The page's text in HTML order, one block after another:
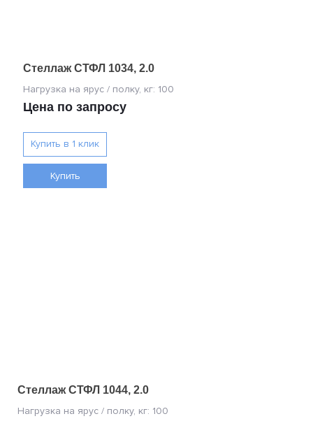
Стеллаж СТФЛ 1034, 2.0
Цена по запросу
Купить
Стеллаж СТФЛ 1044, 2.0